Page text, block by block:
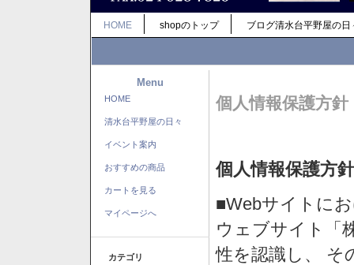
HOME shopのトップ ブログ清水台平野屋の日
Menu
HOME
清水台平野屋の日々
イベント案内
おすすめの商品
カートを見る
マイページへ
カテゴリ
個人情報保護方針
個人情報保護方針
■Webサイトに
ウェブサイト「
性を認識し、 そ